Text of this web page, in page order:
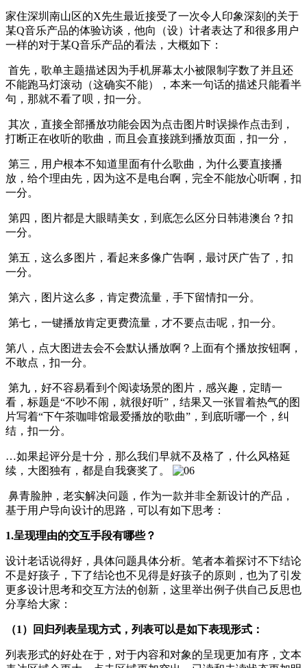
家住深圳南山区的X先生最近接受了一次令人印象深刻的关于
某Q音乐产品的体验访谈，他向（设）计者表达了和很多用户
一样的对于某Q音乐产品的看法，大概如下：
首先，歌单主题描述因为手机屏幕太小被限制字数了并且还
不能跑马灯滚动（这确实不能），本来一句话的描述只能看半
句，那就不看了呗，扣一分。
其次，直接全部播放功能会因为点击图片时误操作点击到，
打断正在收听的歌曲，而且会直接跳到播放页面，扣一分，
第三，用户根本不知道里面有什么歌曲，为什么要直接播
放，给个理由先，因为这不是电台啊，完全不能放心听啊，扣
一分。
第四，图片都是大眼睛美女，到底怎么区分日韩港澳台？扣
一分。
第五，这么多图片，看起来多像广告啊，最讨厌广告了，扣
一分。
第六，图片这么多，肯定费流量，手下留情扣一分。
第七，一键播放肯定更费流量，才不要点击呢，扣一分。
第八，点大图进去会不会默认播放啊？上面有个播放按钮啊，
不敢点，扣一分。
第九，好不容易看到个阅读场景的图片，感兴趣，定睛一
看，标题是“不吵不闹，就很好听”，结果又一张冒着热气的图
片写着“下午茶咖啡馆最爱播放的歌曲”，到底听哪一个，纠
结，扣一分。
…如果起评分是十分，那么我们早就不及格了，什么风格延
续，大图独有，都是自我褒奖了。
鼻青脸肿，老实解决问题，作为一款并非全新设计的产品，
基于用户导向设计的思路，可以有如下思考：
1.呈现理由的交互手段有哪些？
设计老话说得好，具体问题具体分析。笔者本着探讨不下结论
不是好孩子，下了结论也不见得是好孩子的原则，也为了引发
更多设计思考和交互方法的创新，这里举出例子供自己反思也
分享给大家：
（1）回归列表呈现方式，列表可以是如下表现形式：
列表形式的好处在于，对于内容和对象的呈现更加有序，文本